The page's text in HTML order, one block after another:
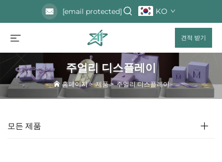
[email protected] KO
견적 받기
주얼리 디스플레이
홈페이지>제품>주얼리 디스플레이
모든 제품